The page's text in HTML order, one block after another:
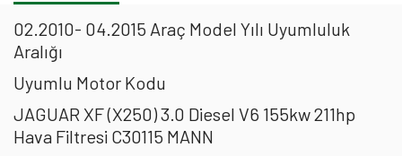
02.2010- 04.2015 Araç Model Yılı Uyumluluk
Aralığı
Uyumlu Motor Kodu
JAGUAR XF (X250) 3.0 Diesel V6 155kw 211hp
Hava Filtresi C30115 MANN